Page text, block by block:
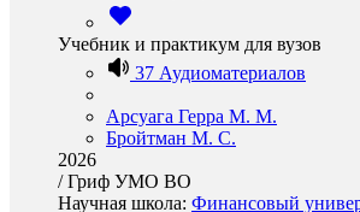
Учебник и практикум для вузов
37 Аудиоматериалов
Арсуага Герра М. М.
Бройтман М. С.
2026
/Гриф УМО ВО
Научная школа: Финансовый